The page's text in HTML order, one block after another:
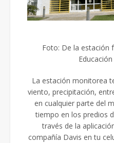
Foto: De la estación
La estación monitorea
viento, precipitación,
en cualquier parte del
tiempo en los predios
través de la
compañía Davis en tu